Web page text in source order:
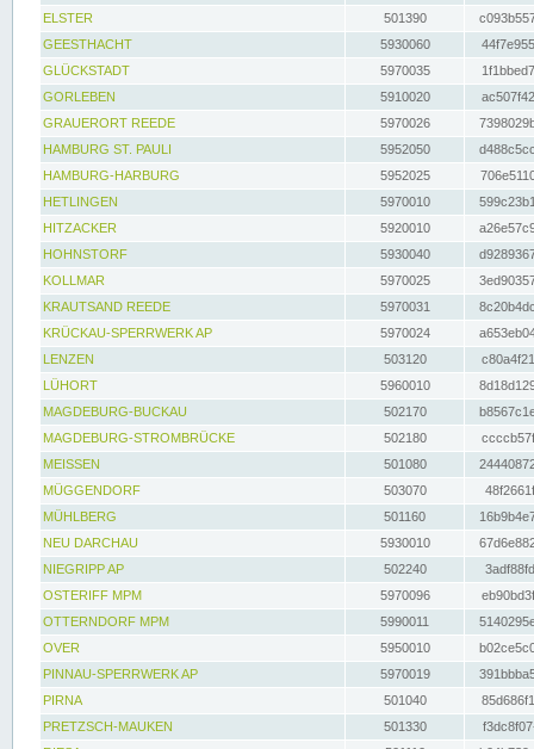
ELSTER
501390
GEESTHACHT
5930060
GLÜCKSTADT
5970035
GORLEBEN
5910020
GRAUERORT REEDE
5970026
HAMBURG ST. PAULI
5952050
HAMBURG-HARBURG
5952025
HETLINGEN
5970010
HITZACKER
5920010
HOHNSTORF
5930040
KOLLMAR
5970025
KRAUTSAND REEDE
5970031
KRÜCKAU-SPERRWERK AP
5970024
LENZEN
503120
LÜHORT
5960010
MAGDEBURG-BUCKAU
502170
MAGDEBURG-STROMBRÜCKE
502180
MEISSEN
501080
MÜGGENDORF
503070
MÜHLBERG
501160
NEU DARCHAU
5930010
NIEGRIPP AP
502240
OSTERIFF MPM
5970096
OTTERNDORF MPM
5990011
OVER
5950010
PINNAU-SPERRWERK AP
5970019
PIRNA
501040
PRETZSCH-MAUKEN
501330